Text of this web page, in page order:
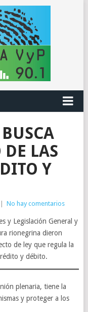
DE LAS
Y
No hay comentarios
y Legislación General y
rionegrina dieron
de ley que regula la
y débito.
plenaria, tiene la
y proteger a los